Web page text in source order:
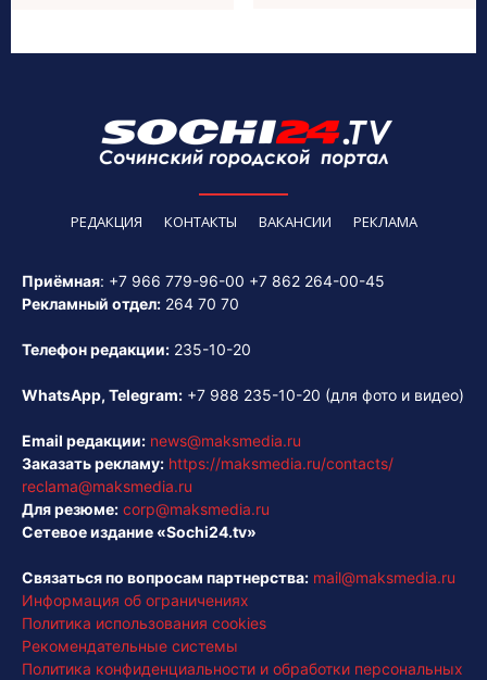
РЕДАКЦИЯ КОНТАКТЫ ВАКАНСИИ РЕКЛАМА
Приёмная: +7 966 779-96-00 +7 862 264-00-45
Рекламный отдел: 264 70 70
Телефон редакции: 235-10-20
WhatsApp, Telegram: +7 988 235-10-20 (для фото и видео)
Email редакции: news@maksmedia.ru
Заказать рекламу: https://maksmedia.ru/contacts/
reclama@maksmedia.ru
Для резюме: corp@maksmedia.ru
Сетевое издание «Sochi24.tv»
Связаться по вопросам партнерства: mail@maksmedia.ru
Информация об ограничениях
Политика использования cookies
Рекомендательные системы
Политика конфиденциальности и обработки персональных